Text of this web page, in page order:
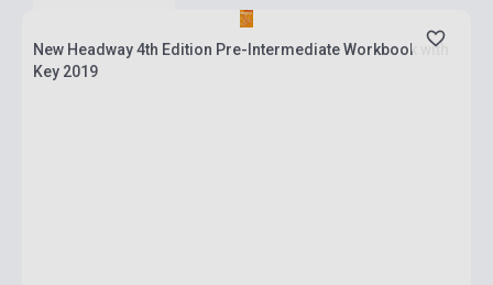
New Headway 4th Edition Pre-Intermediate Workbook with
Key 2019